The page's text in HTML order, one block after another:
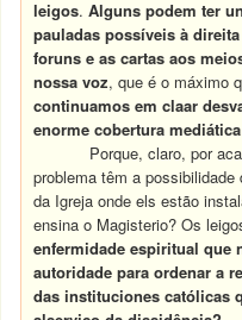
leigos.Alguns podem ter
pauladas possíveis à
foruns e as cartas aos
nossa voz, que é o máximo
continuamos em claar
enorme cobertura
Porque, claro, por
problema têm a
da Igreja onde els estão
ensina o Magisterio? Os
enfermidade espiritual que
autoridade para ordenar a
das instituciones católicas